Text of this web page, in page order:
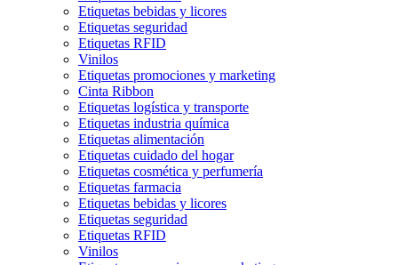
Etiquetas bebidas y licores
Etiquetas seguridad
Etiquetas RFID
Vinilos
Etiquetas promociones y marketing
Cinta Ribbon
Etiquetas logística y transporte
Etiquetas industria química
Etiquetas alimentación
Etiquetas cuidado del hogar
Etiquetas cosmética y perfumería
Etiquetas farmacia
Etiquetas bebidas y licores
Etiquetas seguridad
Etiquetas RFID
Vinilos